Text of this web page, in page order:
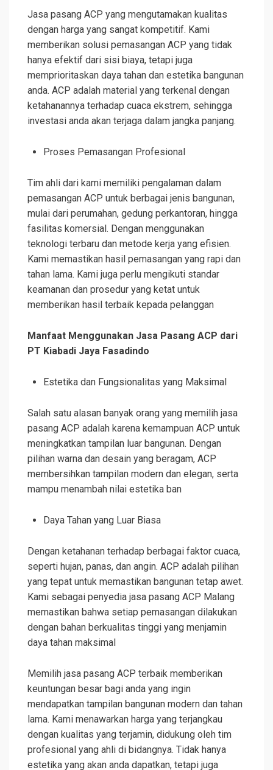
Jasa pasang ACP yang mengutamakan kualitas
dengan harga yang sangat kompetitif. Kami
memberikan solusi pemasangan ACP yang tidak
hanya efektif dari sisi biaya, tetapi juga
memprioritaskan daya tahan dan estetika bangunan
anda. ACP adalah material yang terkenal dengan
ketahanannya terhadap cuaca ekstrem, sehingga
investasi anda akan terjaga dalam jangka panjang.
Proses Pemasangan Profesional
Tim ahli dari kami memiliki pengalaman dalam
pemasangan ACP untuk berbagai jenis bangunan,
mulai dari perumahan, gedung perkantoran, hingga
fasilitas komersial. Dengan menggunakan
teknologi terbaru dan metode kerja yang efisien.
Kami memastikan hasil pemasangan yang rapi dan
tahan lama. Kami juga perlu mengikuti standar
keamanan dan prosedur yang ketat untuk
memberikan hasil terbaik kepada pelanggan
Manfaat Menggunakan Jasa Pasang ACP dari
PT Kiabadi Jaya Fasadindo
Estetika dan Fungsionalitas yang Maksimal
Salah satu alasan banyak orang yang memilih jasa
pasang ACP adalah karena kemampuan ACP untuk
meningkatkan tampilan luar bangunan. Dengan
pilihan warna dan desain yang beragam, ACP
membersihkan tampilan modern dan elegan, serta
mampu menambah nilai estetika ban
Daya Tahan yang Luar Biasa
Dengan ketahanan terhadap berbagai faktor cuaca,
seperti hujan, panas, dan angin. ACP adalah pilihan
yang tepat untuk memastikan bangunan tetap awet.
Kami sebagai penyedia jasa pasang ACP Malang
memastikan bahwa setiap pemasangan dilakukan
dengan bahan berkualitas tinggi yang menjamin
daya tahan maksimal
Memilih jasa pasang ACP terbaik memberikan
keuntungan besar bagi anda yang ingin
mendapatkan tampilan bangunan modern dan tahan
lama. Kami menawarkan harga yang terjangkau
dengan kualitas yang terjamin, didukung oleh tim
profesional yang ahli di bidangnya. Tidak hanya
estetika yang akan anda dapatkan, tetapi juga